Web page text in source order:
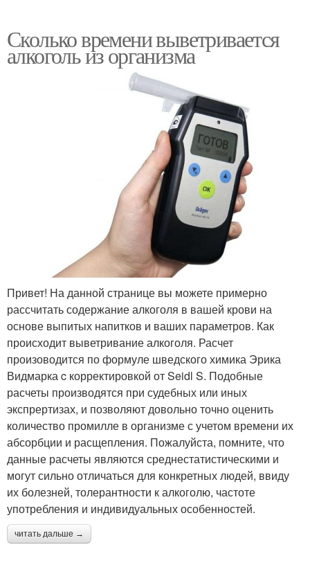
Сколько времени выветривается
алкоголь из организма
Привет! На данной странице вы можете примерно
рассчитать содержание алкоголя в вашей крови на
основе выпитых напитков и ваших параметров. Как
происходит выветривание алкоголя. Расчет
произоводится по формуле шведского химика Эрика
Видмарка c корректировкой от Seidl S. Подобные
расчеты производятся при судебных или иных
экспрертизах, и позволяют довольно точно оценить
количество промилле в организме с учетом времени их
абсорбции и расщепления. Пожалуйста, помните, что
данные расчеты являются среднестатистическими и
могут сильно отличаться для конкретных людей, ввиду
их болезней, толерантности к алкоголю, частоте
употребления и индивидуальных особенностей.
читать дальше →